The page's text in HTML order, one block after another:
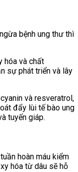
bệnh ung thư thì
hóa và chất
sự phát triển và lây
và resveratrol,
đẩy lùi tế bào ung
tuyến giáp.
hoàn máu kiểm
hóa từ dâu sẽ hỗ